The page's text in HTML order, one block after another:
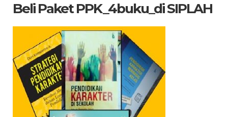
Beli Paket PPK_4buku_di SIPLAH